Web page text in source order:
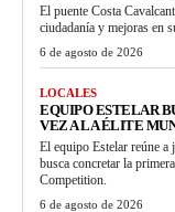
El puente Costa
ciudadanía y mejoras en
6 de agosto de 2026
LOCALES
EQUIPO ESTELAR
VEZ A LA ÉLITE
El equipo Estelar reúne a
busca concretar la
Competition.
6 de agosto de 2026